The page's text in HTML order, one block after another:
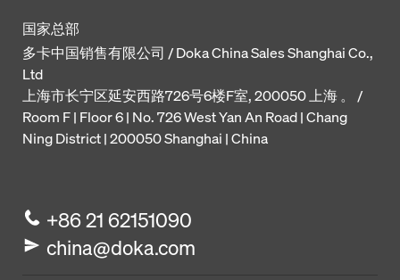
国家总部
多卡中国销售有限公司 / Doka China Sales Shanghai Co.,
Ltd
上海市长宁区延安西路726号6楼F室, 200050 上海 。 /
Room F | Floor 6 | No. 726 West Yan An Road | Chang
Ning District | 200050 Shanghai | China
+86 21 62151090
china@doka.com